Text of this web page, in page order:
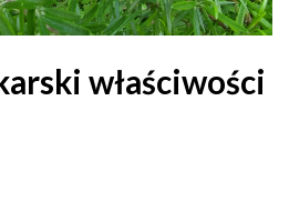
właściwości